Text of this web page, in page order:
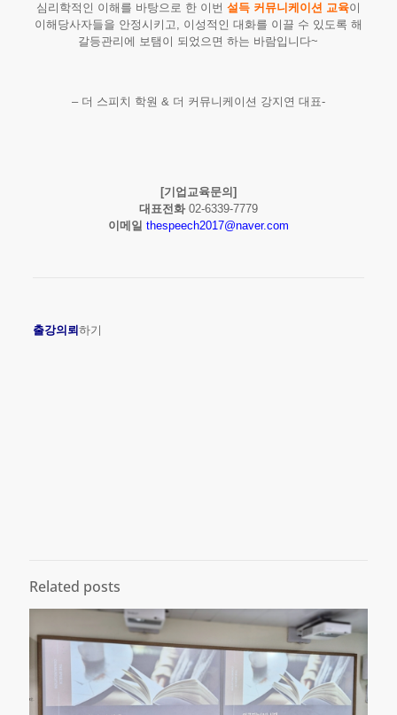
심리학적인 이해를 바탕으로 한 이번 설득 커뮤니케이션 교육이
이해당사자들을 안정시키고, 이성적인 대화를 이끌 수 있도록 해
갈등관리에 보탬이 되었으면 하는 바람입니다~
– 더 스피치 학원 & 더 커뮤니케이션 강지연 대표-
[기업교육문의]
대표전화02-6339-7779
이메일 thespeech2017@naver.com
출강의뢰 하기
Related posts